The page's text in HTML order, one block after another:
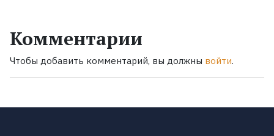
Комментарии
Чтобы добавить комментарий, вы должны войти.